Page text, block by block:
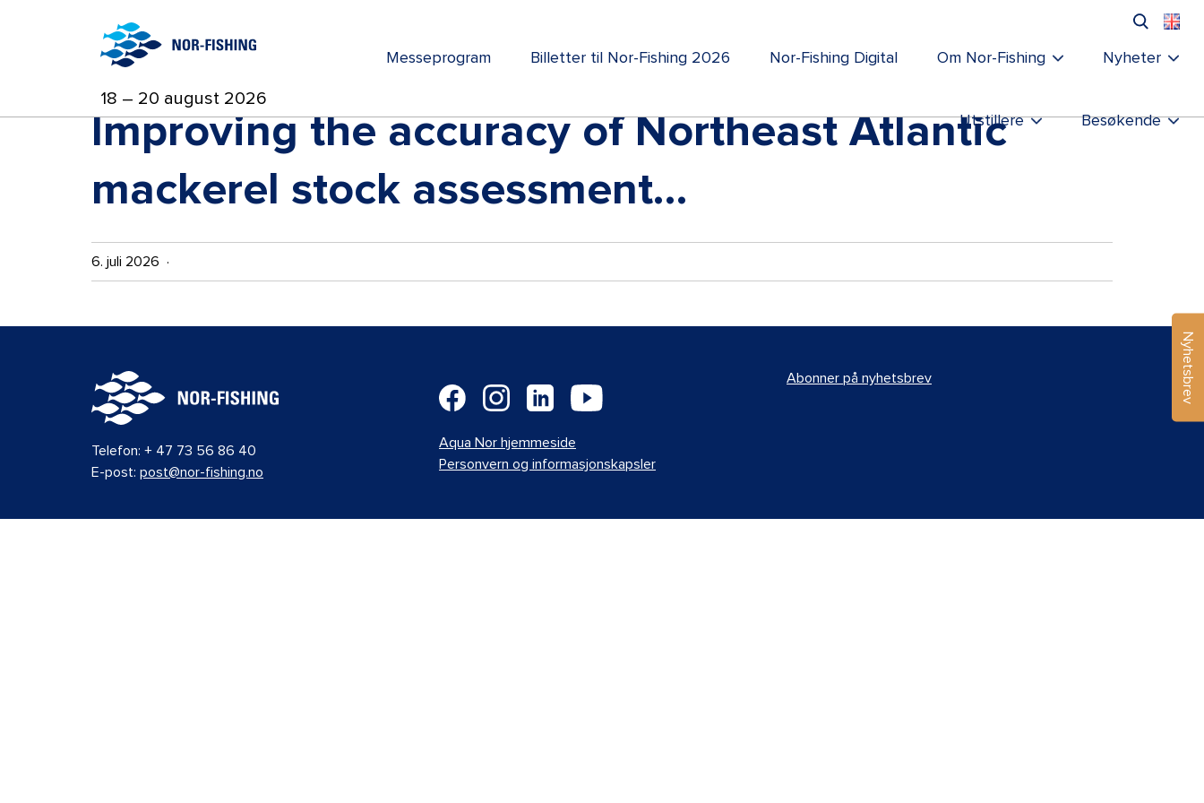
18 – 20 august 2026
Messeprogram Billetter til Nor-Fishing 2026 Nor-Fishing Digital Om Nor-Fishing Nyheter
Utstillere Besøkende
Improving the accuracy of Northeast Atlantic
mackerel stock assessment…
6. juli 2026 ·
Nyhetsbrev
Telefon: + 47 73 56 86 40
E-post: post@nor-fishing.no
Aqua Nor hjemmeside
Personvern og informasjonskapsler
Abonner på nyhetsbrev